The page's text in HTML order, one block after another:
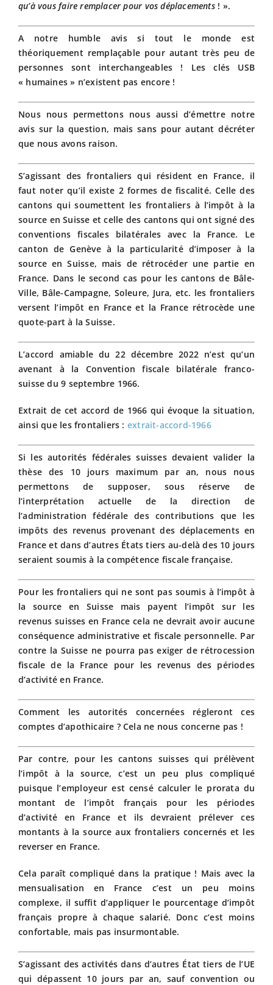
qu’à vous faire remplacer pour vos déplacements! ».
A notre humble avis si tout le monde est
théoriquement remplaçable pour autant très peu de
personnes sont interchangeables ! Les clés USB
« humaines » n’existent pas encore !
Nous nous permettons nous aussi d’émettre notre
avis sur la question, mais sans pour autant décréter
que nous avons raison.
S’agissant des frontaliers qui résident en France, il
faut noter qu’il existe 2 formes de fiscalité. Celle des
cantons qui soumettent les frontaliers à l’impôt à la
source en Suisse et celle des cantons qui ont signé des
conventions fiscales bilatérales avec la France. Le
canton de Genève à la particularité d’imposer à la
source en Suisse, mais de rétrocéder une partie en
France. Dans le second cas pour les cantons de Bâle-
Ville, Bâle-Campagne, Soleure, Jura, etc. les frontaliers
versent l’impôt en France et la France rétrocède une
quote-part à la Suisse.
L’accord amiable du 22 décembre 2022 n’est qu’un
avenant à la Convention fiscale bilatérale franco-
suisse du 9 septembre 1966.
Extrait de cet accord de 1966 qui évoque la situation,
ainsi que les frontaliers : extrait-accord-1966
Si les autorités fédérales suisses devaient valider la
thèse des 10 jours maximum par an, nous nous
permettons de supposer, sous réserve de
l’interprétation actuelle de la direction de
l’administration fédérale des contributions que les
impôts des revenus provenant des déplacements en
France et dans d’autres États tiers au-delà des 10 jours
seraient soumis à la compétence fiscale française.
Pour les frontaliers qui ne sont pas soumis à l’impôt à
la source en Suisse mais payent l’impôt sur les
revenus suisses en France cela ne devrait avoir aucune
conséquence administrative et fiscale personnelle. Par
contre la Suisse ne pourra pas exiger de rétrocession
fiscale de la France pour les revenus des périodes
d’activité en France.
Comment les autorités concernées régleront ces
comptes d’apothicaire ? Cela ne nous concerne pas !
Par contre, pour les cantons suisses qui prélèvent
l’impôt à la source, c’est un peu plus compliqué
puisque l’employeur est censé calculer le prorata du
montant de l’impôt français pour les périodes
d’activité en France et ils devraient prélever ces
montants à la source aux frontaliers concernés et les
reverser en France.
Cela paraît compliqué dans la pratique ! Mais avec la
mensualisation en France c’est un peu moins
complexe, il suffit d’appliquer le pourcentage d’impôt
français propre à chaque salarié. Donc c’est moins
confortable, mais pas insurmontable.
S’agissant des activités dans d’autres État tiers de l’UE
qui dépassent 10 jours par an, sauf convention ou